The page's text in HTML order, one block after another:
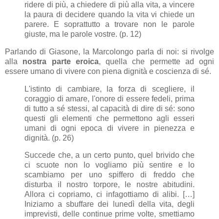
ridere di più, a chiedere di più alla vita, a vincere
la paura di decidere quando la vita vi chiede un
parere. E soprattutto a trovare non le parole
giuste, ma le parole vostre. (p. 12)
Parlando di Giasone, la Marcolongo parla di noi: si rivolge
alla nostra parte eroica, quella che permette ad ogni
essere umano di vivere con piena dignità e coscienza di sé.
L'istinto di cambiare, la forza di scegliere, il
coraggio di amare, l'onore di essere fedeli, prima
di tutto a sé stessi, al capacità di dire di sé: sono
questi gli elementi che permettono agli esseri
umani di ogni epoca di vivere in pienezza e
dignità. (p. 26)
Succede che, a un certo punto, quel brivido che
ci scuote non lo vogliamo più sentire e lo
scambiamo per uno spiffero di freddo che
disturba il nostro torpore, le nostre abitudini.
Allora ci copriamo, ci infagottiamo di alibi. […]
Iniziamo a sbuffare dei lunedì della vita, degli
imprevisti, delle continue prime volte, smettiamo